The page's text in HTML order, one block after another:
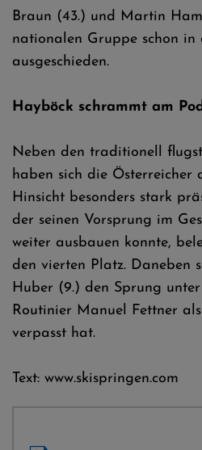
Braun (43.) und Martin
nationalen Gruppe schon
ausgeschieden.
Hayböck schrammt am
Neben den traditionell
haben sich die Österreicher
Hinsicht besonders stark
der seinen Vorsprung im
weiter ausbauen konnte,
den vierten Platz. Daneben
Huber (9.) den Sprung
Routinier Manuel Fettner
verpasst hat.
Text: www.skispringen.com